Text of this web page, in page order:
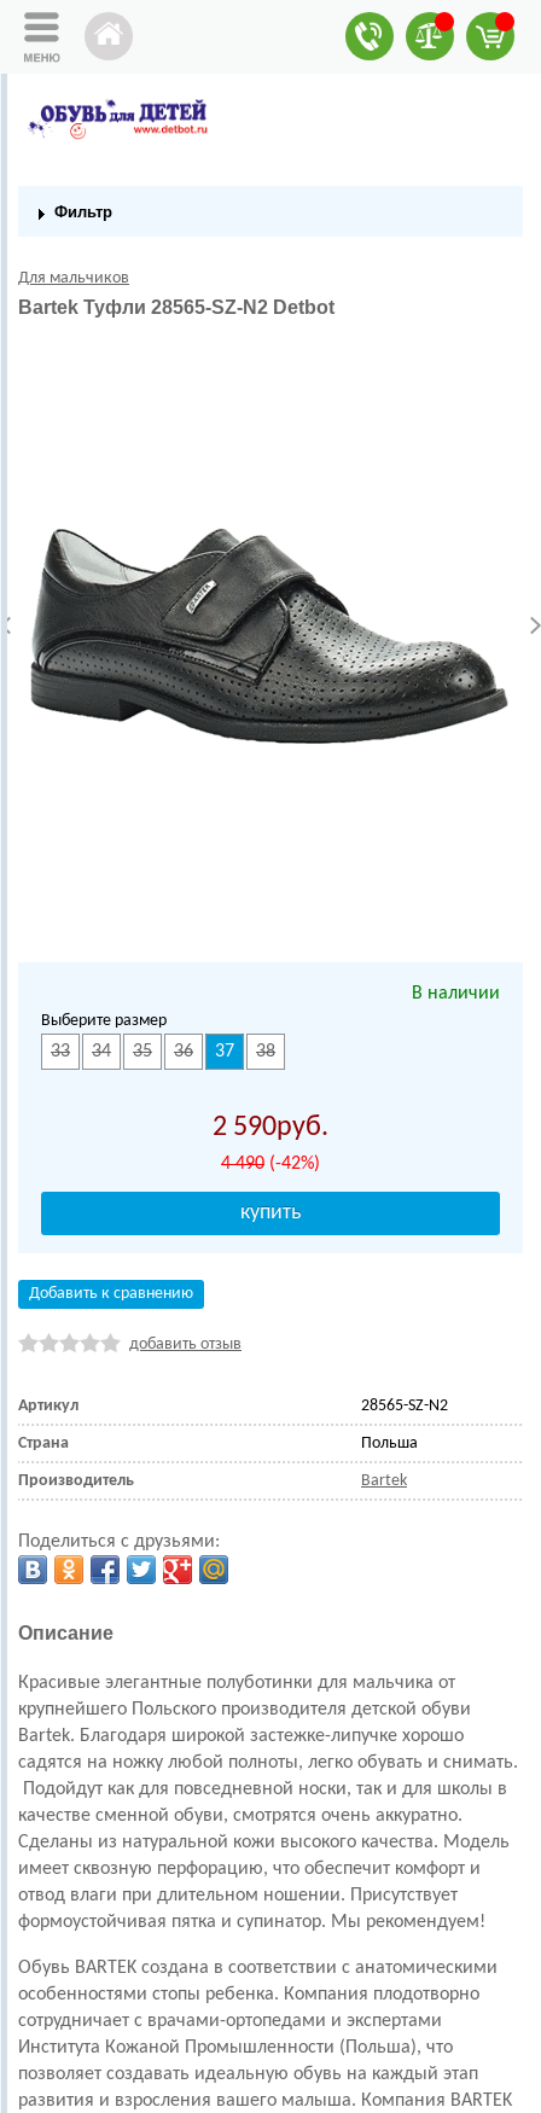
Фильтр
Для мальчиков
Bartek Туфли 28565-SZ-N2 Detbot
В наличии
Выберите размер
33 34 35 36 37 38
2 590
4 490 (-42%)
Добавить к сравнению
добавить отзыв
Артикул 28565-SZ-N2
Страна Польша
Производитель Bartek
Поделиться с друзьями:
Описание
Красивые элегантные полуботинки для мальчика от
крупнейшего Польского производителя детской обуви
Bartek. Благодаря широкой застежке-липучке хорошо
садятся на ножку любой полноты, легко обувать и снимать.
Подойдут как для повседневной носки, так и для школы в
качестве сменной обуви, смотрятся очень аккуратно.
Сделаны из натуральной кожи высокого качества. Модель
имеет сквозную перфорацию, что обеспечит комфорт и
отвод влаги при длительном ношении.
Присутствует
формоустойчивая пятка и супинатор. Мы рекомендуем!
Обувь BARTEK создана в соответствии с анатомическими
особенностями стопы ребенка. Компания плодотворно
сотрудничает с врачами-ортопедами и экспертами
Института Кожаной Промышленности (Польша), что
позволяет создавать идеальную обувь на каждый этап
развития и взросления вашего малыша. Компания BARTEK